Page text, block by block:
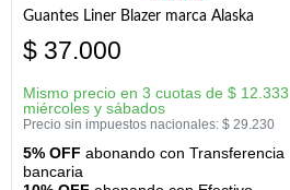
Guantes Liner Blazer marca Alaska
$ 37.000
Mismo precio en 3 cuotas de $ 12.333
miércoles y sábados
Precio sin impuestos nacionales: $ 29.230
5% OFF abonando con Transferencia
bancaria